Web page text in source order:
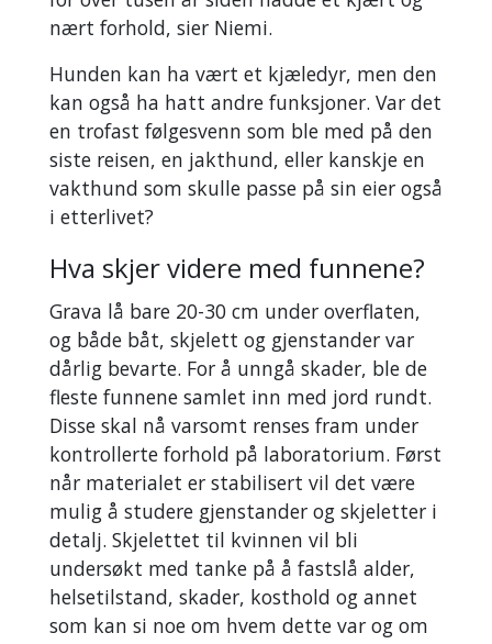
nært forhold, sier Niemi.
Hunden kan ha vært et kjæledyr, men den
kan også ha hatt andre funksjoner. Var det
en trofast følgesvenn som ble med på den
siste reisen, en jakthund, eller kanskje en
vakthund som skulle passe på sin eier også
i etterlivet?
Hva skjer videre med funnene?
Grava lå bare 20-30 cm under overflaten,
og både båt, skjelett og gjenstander var
dårlig bevarte. For å unngå skader, ble de
fleste funnene samlet inn med jord rundt.
Disse skal nå varsomt renses fram under
kontrollerte forhold på laboratorium. Først
når materialet er stabilisert vil det være
mulig å studere gjenstander og skjeletter i
detalj. Skjelettet til kvinnen vil bli
undersøkt med tanke på å fastslå alder,
helsetilstand, skader, kosthold og annet
som kan si noe om hvem dette var og om